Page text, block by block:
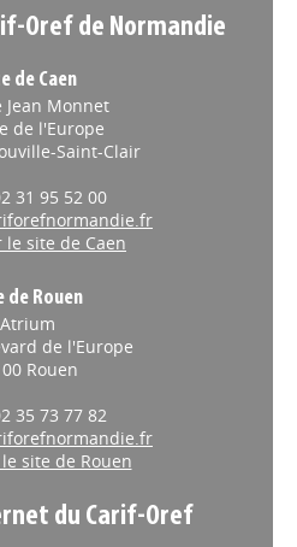
Oref de Normandie
de Caen
Jean Monnet
de l'Europe
Saint-Clair
31 95 52 00
le site de Caen
de Rouen
Atrium
de l'Europe
Rouen
35 73 77 82
site de Rouen
du Carif-Oref